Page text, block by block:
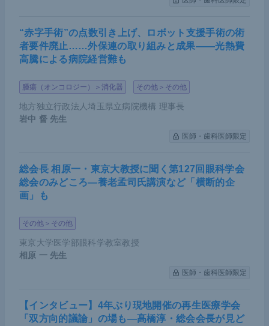
“赤字手術”の点数引き上げ、ロボット支援手術の術
者要件廃止……外保連の取り組みと成果――光熱費
高騰による病院経営難も
腫瘍（オンコロジー）＞消化器 その他＞その他
地方独立行政法人埼玉県立病院機構 理事長
岩中 督 先生
医師・歯科医師限定
総会長 相原一・東京大教授に聞く第127回眼科学会
総会のみどころ―養老孟司氏講演など「横断的企
画」も
その他＞その他
東京大学医学部眼科学教室教授
相原 一 先生
医師・歯科医師限定
【インタビュー】4年ぶり現地開催の再生医療学会
「双方向的議論」の場も―髙橋淳・総会会長が見ど